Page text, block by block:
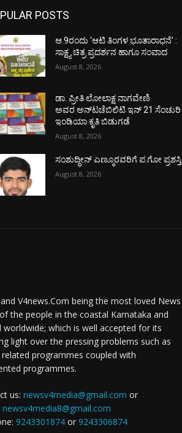
POSTS
ಆ.9ರಂದು ‘ಆಟಿ ತಿಂಗಳ ಭೂತಾರಾಧನೆ’ :
ಸಾಕ್ಷ್ಯ ಚಿತ್ರ ಪ್ರದರ್ಶನ ಹಾಗೂ ಸಂವಾದ
August 8, 2026
ಡಾ. ಪ್ರೀತಿ ಲೋಲಾಕ್ಷ ನಾಗವೇಣಿ
ಅವರ ಅನ್‌ಟಚೆಬಿಲಿಟಿ ಇನ್ 21 ಸೆಂಚುರಿ
ಇಂಡಿಯಾ ಕೃತಿ ಬಿಡುಗಡೆ
August 8, 2026
ಸಂಶುದ್ಧೀನ್ ಎಣ್ಮೂರವರಿಗೆ ಪ.ಗೋ ಪ್ರಶಸ್ತಿ
August 8, 2026
V4news.Com being the most loved News
the people in the coastal Karnataka and
worldwide; which is well accepted for its
light over the pressing problems such as
programmes coupled with
programmes.
us: newsv4media@gmail.com or
newsv4media8@gmail.com
9243301874 or 9243306874